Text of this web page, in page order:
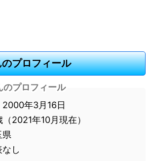
プロフィール
のプロフィール
2000年3月16日
（2021年10月現在）
県
なし